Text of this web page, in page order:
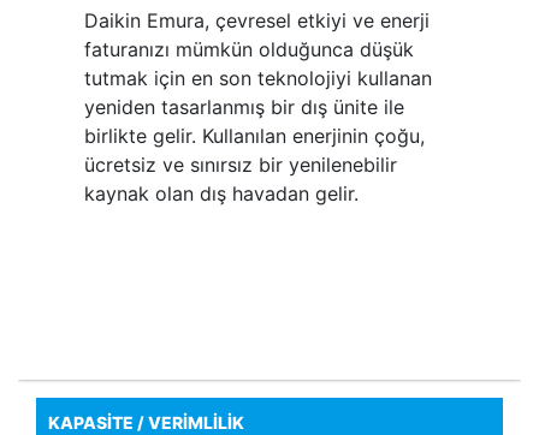
Daikin Emura, çevresel etkiyi ve enerji
faturanızı mümkün olduğunca düşük
tutmak için en son teknolojiyi kullanan
yeniden tasarlanmış bir dış ünite ile
birlikte gelir. Kullanılan enerjinin çoğu,
ücretsiz ve sınırsız bir yenilenebilir
kaynak olan dış havadan gelir.
KAPASİTE / VERİMLİLİK